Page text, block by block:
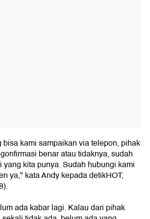
kami sampaikan via telepon, pihak
benar atau tidaknya, sudah
yang kita punya. Sudah hubungi kami
ya," kata Andy kepada detikHOT,
ada kabar lagi. Kalau dari pihak